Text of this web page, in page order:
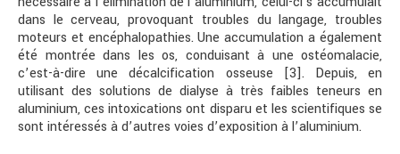
dans le cerveau, provoquant troubles du langage, troubles
moteurs et encéphalopathies. Une accumulation a également
été montrée dans les os, conduisant à une ostéomalacie,
c’est-à-dire une décalcification osseuse [3]. Depuis, en
utilisant des solutions de dialyse à très faibles teneurs en
aluminium, ces intoxications ont disparu et les scientifiques se
sont intéressés à d’autres voies d’exposition à l’aluminium.